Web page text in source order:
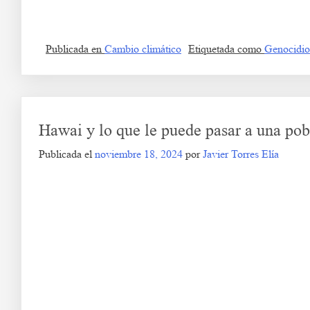
Publicada en Cambio climático Etiquetada como Genocidio
Hawai y lo que le puede pasar a una
Publicada el noviembre 18, 2024 porJavier Torres Elía